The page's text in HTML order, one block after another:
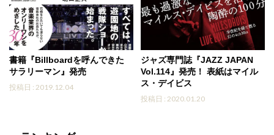
書籍『Billboardを呼んできた
サラリーマン』発売
投稿日 : 2019.12.04
ジャズ専門誌『JAZZ JAPAN
Vol.114』発売！ 表紙はマイル
ス・デイビス
投稿日 : 2020.01.20